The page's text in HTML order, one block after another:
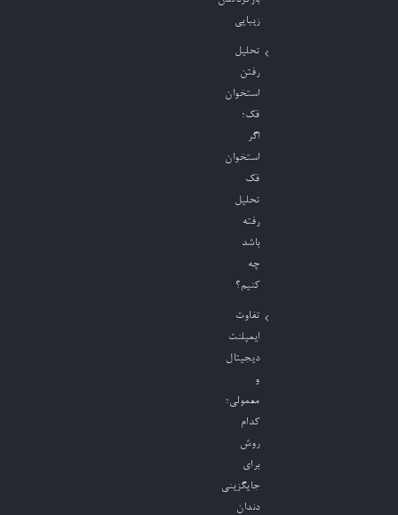
زیبایی
تحلیل
رفتن
استخوان
فک؛
اگر
استخوان
فک
تحلیل
رفته
باشد
چه
کنیم؟
تفاوت
ایمپلنت
دیجیتال
و
معمولی؛
کدام
روش
برای
جایگزینی
دندان